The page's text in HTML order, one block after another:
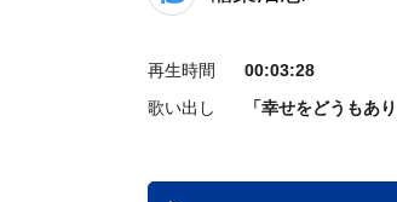
再生時間
00:03:28
歌い出し
「幸せをどうもあ